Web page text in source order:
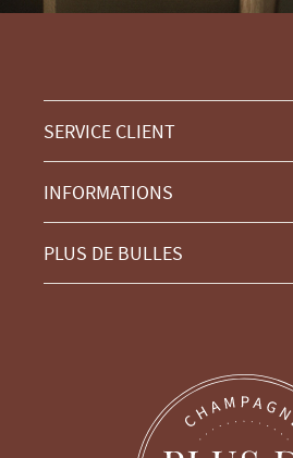
SERVICE CLIENT
INFORMATIONS
PLUS DE BULLES